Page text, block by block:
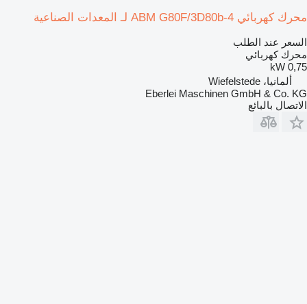
محرك كهربائي ABM G80F/3D80b-4 لـ المعدات الصناعية
السعر عند الطلب
محرك كهربائي
0,75 kW
ألمانيا، Wiefelstede
Eberlei Maschinen GmbH & Co. KG
الاتصال بالبائع